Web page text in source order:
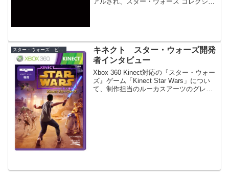
キネクト スター・ウォーズ開発
者インタビュー
Xbox 360 Kinect対応の『スター・ウォー
ズ』ゲーム「Kinect Star Wars」につい
て、制作担当のルーカスアーツのグレ